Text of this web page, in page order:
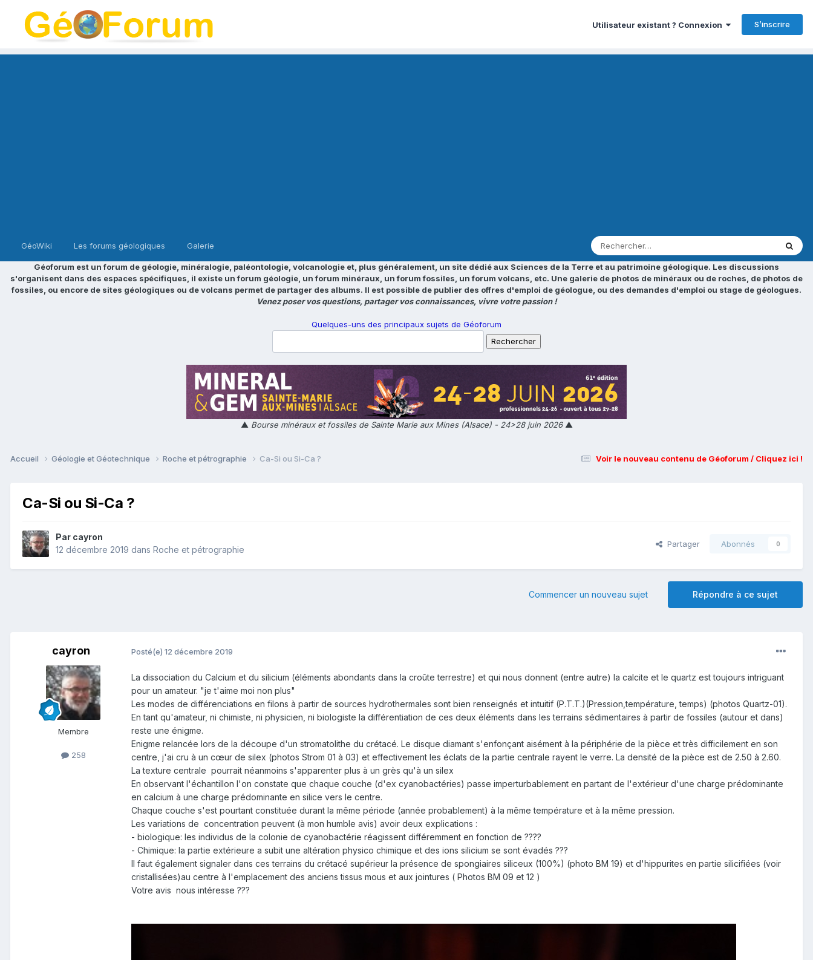
Utilisateur existant ? Connexion S’inscrire
GéoWiki Les forums géologiques Galerie
Géoforum est un forum de géologie, minéralogie, paléontologie, volcanologie et, plus généralement, un site dédié aux Sciences de la Terre et au patrimoine géologique. Les discussions
s'organisent dans des espaces spécifiques, il existe un forum géologie, un forum minéraux, un forum fossiles, un forum volcans, etc. Une galerie de photos de minéraux ou de roches, de photos de
fossiles, ou encore de sites géologiques ou de volcans permet de partager des albums. Il est possible de publier des offres d'emploi de géologue, ou des demandes d'emploi ou stage de géologues.
Venez poser vos questions, partager vos connaissances, vivre votre passion !
Quelques-uns des principaux sujets de Géoforum
▲ Bourse minéraux et fossiles de Sainte Marie aux Mines (Alsace) - 24>28 juin 2026▲
Voir le nouveau contenu de Géoforum / Cliquez ici !
Accueil Géologie et Géotechnique Roche et pétrographie Ca-Si ou Si-Ca ?
Ca-Si ou Si-Ca ?
Par cayron
12 décembre 2019 dans Roche et pétrographie
Partager Abonnés 0
Répondre à ce sujet
Commencer un nouveau sujet
cayron
Membre
258
Posté(e) 12 décembre 2019
La dissociation du Calcium et du silicium (éléments abondants dans la croûte terrestre) et qui nous donnent (entre autre) la calcite et le quartz est toujours intriguant
pour un amateur. "je t'aime moi non plus"
Les modes de différenciations en filons à partir de sources hydrothermales sont bien renseignés et intuitif (P.T.T.)(Pression,température, temps) (photos Quartz-01).
En tant qu'amateur, ni chimiste, ni physicien, ni biologiste la différentiation de ces deux éléments dans les terrains sédimentaires à partir de fossiles (autour et dans)
reste une énigme.
Enigme relancée lors de la découpe d'un stromatolithe du crétacé. Le disque diamant s'enfonçant aisément à la périphérie de la pièce et très difficilement en son
centre, j'ai cru à un cœur de silex (photos Strom 01 à 03) et effectivement les éclats de la partie centrale rayent le verre. La densité de la pièce est de 2.50 à 2.60.
La texture centrale pourrait néanmoins s'apparenter plus à un grès qu'à un silex
En observant l'échantillon l'on constate que chaque couche (d'ex cyanobactéries) passe imperturbablement en partant de l'extérieur d'une charge prédominante
en calcium à une charge prédominante en silice vers le centre.
Chaque couche s'est pourtant constituée durant la même période (année probablement) à la même température et à la même pression.
Les variations de concentration peuvent (à mon humble avis) avoir deux explications :
- biologique: les individus de la colonie de cyanobactérie réagissent différemment en fonction de ????
- Chimique: la partie extérieure a subit une altération physico chimique et des ions silicium se sont évadés ???
Il faut également signaler dans ces terrains du crétacé supérieur la présence de spongiaires siliceux (100%) (photo BM 19) et d'hippurites en partie silicifiées (voir
cristallisées)au centre à l'emplacement des anciens tissus mous et aux jointures ( Photos BM 09 et 12 )
Votre avis nous intéresse ???